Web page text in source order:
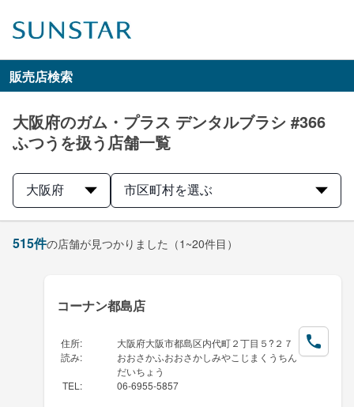
販売店検索
大阪府のガム・プラス デンタルブラシ #366
ふつうを扱う店舗一覧
大阪府 市区町村を選ぶ
515件の店舗が見つかりました （1~20件目）
コーナン都島店
住所:
大阪府大阪市都島区内代町２丁目５?２７
読み:
おおさかふおおさかしみやこじまくうちん
だいちょう
TEL : 06-6955-5857